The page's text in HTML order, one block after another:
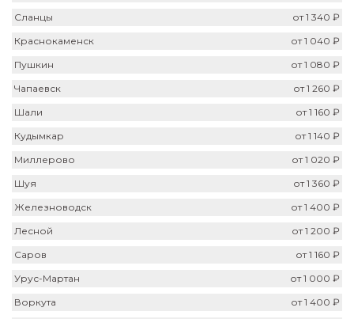
Сланцы
от 1 340 ₽
Краснокаменск
от 1 040 ₽
Пушкин
от 1 080 ₽
Чапаевск
от 1 260 ₽
Шали
от 1 160 ₽
Кудымкар
от 1 140 ₽
Миллерово
от 1 020 ₽
Шуя
от 1 360 ₽
Железноводск
от 1 400 ₽
Лесной
от 1 200 ₽
Саров
от 1 160 ₽
Урус-Мартан
от 1 000 ₽
Воркута
от 1 400 ₽